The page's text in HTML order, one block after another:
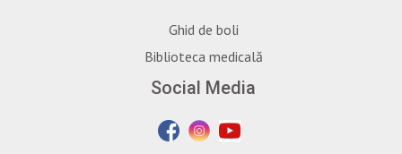
Ghid de boli
Biblioteca medicală
Social Media